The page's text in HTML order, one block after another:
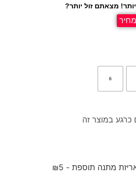
מצאתם זול יותר?
6
כרגע במוצר זה
מתנה תוספת - ₪5